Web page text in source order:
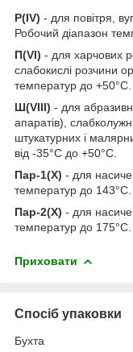
Р(IV) - для повітря,
Робочий діапазон
П(VI) - для харчових
слабокислі розчини
температур до +50°С.
Ш(VIII) - для
апаратів),
штукатурних і
від -35°С до +50°С.
Пар-1(Х) - для
температур до 143°С.
Пар-2(Х) - для
температур до 175°С.
Приховати
Спосіб упаковки
Бухта